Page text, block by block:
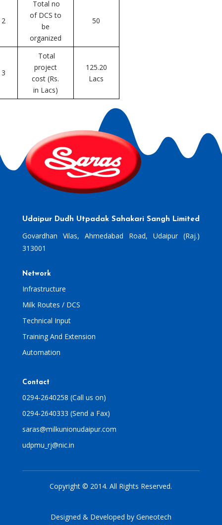
2
Total no
of DCS to
be
organized
50
3
Total
project
cost (Rs.
in Lacs)
125.20
Lacs
Udaipur Dudh Utpadak Sahakari Sangh Limited
Govardhan Vilas, Ahmedabad Road, Udaipur (Raj.)
313001
Network
Infrastructure
Milk Routes / DCS
Technical Input
Training And Extension
Automation
Contact
0294-2640258 (Call us on)
0294-2640333 (Send a Fax)
saras@milkunionudaipur.com
udpmu_rj@nic.in
Copyright © 2014. All Rights Reserved.
Designed & Developed by Geneotech